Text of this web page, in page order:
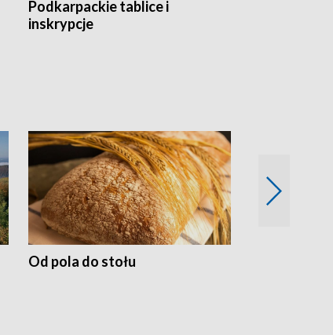
Podkarpackie tablice i
inskrypcje
Od pola do stołu